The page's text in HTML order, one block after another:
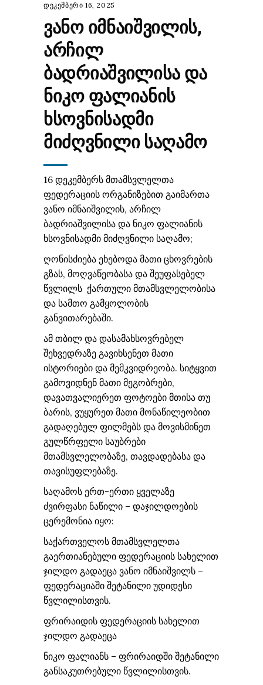
დეკემბერი 16, 2025
ᲕᲐᲜᲝ ᲘᲛᲜᲐᲘᲨᲕᲘᲚᲘᲡ,
ᲐᲠᲩᲘᲚ
ᲑᲐᲓᲠᲘᲐᲨᲕᲘᲚᲘᲡᲐ ᲓᲐ
ᲜᲘᲙᲝ ᲤᲐᲚᲘᲐᲜᲘᲡ
ᲮᲡᲝᲕᲜᲘᲡᲐᲓᲛᲘ
ᲛᲘᲫᲦᲕᲜᲘᲚᲘ ᲡᲐᲦᲐᲛᲝ
16 დეკემბერს მთამსვლელთა
ფედერაციის ორგანიზებით გაიმართა
ვანო იმნაიშვილის, არჩილ
ბადრიაშვილისა და ნიკო ფალიანის
ხსოვნისადმი მიძღვნილი საღამო;
ღონისძიება ეხებოდა მათი ცხოვრების
გზას, მოღვაწეობასა და შეუფასებელ
წვლილს ქართული მთამსვლელობისა
და სამთო გამყოლობის
განვითარებაში.
ამ თბილ და დასამახსოვრებელ
შეხვედრაზე გავიხსენეთ მათი
ისტორიები და მემკვიდრეობა. სიტყვით
გამოვიდნენ მათი მეგობრები,
დავათვალიერეთ ფოტოები მთისა თუ
ბარის, ვუყურეთ მათი მონაწილეობით
გადაღებულ ფილმებს და მოვისმინეთ
გულწრფელი საუბრები
მთამსვლელობაზე, თავდადებასა და
თავისუფლებაზე.
საღამოს ერთ-ერთი ყველაზე
ძვირფასი ნაწილი – დაჯილდოების
ცერემონია იყო:
საქართველოს მთამსვლელთა
გაერთიანებული ფედერაციის სახელით
ჯილდო გადაეცა ვანო იმნაიშვილს –
ფედერაციაში შეტანილი უდიდესი
წვლილისთვის.
ფრირაიდის ფედერაციის სახელით
ჯილდო გადაეცა
ნიკო ფალიანს – ფრირაიდში შეტანილი
განსაკუთრებული წვლილისთვის.